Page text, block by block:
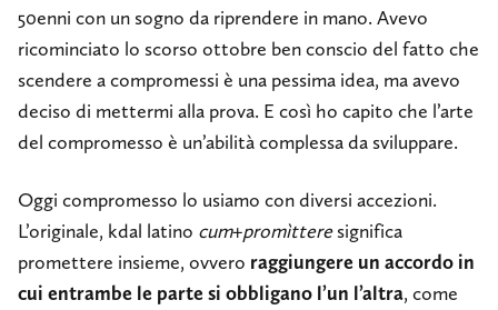
50enni con un sogno da riprendere in mano. Avevo
ricominciato lo scorso ottobre ben conscio del fatto che
scendere a compromessi è una pessima idea, ma avevo
deciso di mettermi alla prova. E così ho capito che l’arte
del compromesso è un’abilità complessa da sviluppare.
Oggi compromesso lo usiamo con diversi accezioni.
L’originale, kdal latino cum+promìtteresignifica
promettere insieme, ovvero raggiungere un accordo in
cui entrambe le parte si obbligano l’un l’altra, come